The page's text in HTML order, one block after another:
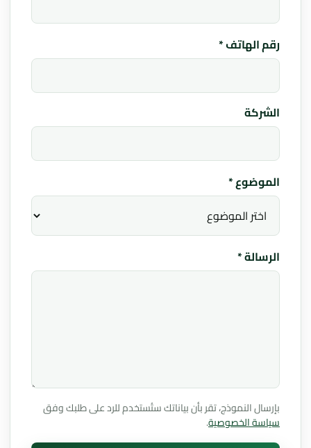
رقم الهاتف *
الشركة
الموضوع *
الرسالة *
بإرسال النموذج، تقر بأن بياناتك ستُستخدم للرد على طلبك وفق
سياسة الخصوصية.